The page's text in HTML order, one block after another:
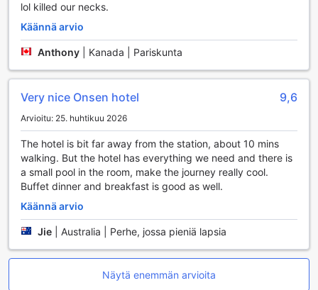
välipaloja ja juomia, sekä kätevä lähikauppa, josta löydät
kaiken tarvittavan. Tupakointiin on varattu erillinen alue,
mikä takaa mukavan ympäristön kaikille vieraille.
Päivittäinen siivouspalvelu varmistaa, että huoneesi on aina
siisti ja viihtyisä, joten voit keskittyä nauttimaan lomastasi
Hakone Tenseien Hotellissa.
Hakone Tenseien Hotel tarjoaa erinomaiset
liikennöintimahdollisuudet, jotka tekevät vierailustasi
entistäkin sujuvampaa ja nautinnollisempaa. Hotellin
alueella on tilava pysäköintialue, johon vierailla on
kuitenkin, että pysäköintimaksuja saatetaan soveltaa, joten
kannattaa varautua siihen etukäteen.
Pysäköintimahdollisuus on erityisen kätevä niille, jotka
haluavat tutustua Hakonen alueeseen omalla autolla tai
Lisäksi Hakone Tenseien Hotel tarjoaa kätevän
lol killed our necks.
Käännä arvio
Anthony Kanada | Pariskunta
Very nice Onsen hotel 9,6
Arvioitu: 25. huhtikuu 2026
The hotel is bit far away from the station, about 10 mins
walking. But the hotel has everything we need and there is
a small pool in the room, make the journey really cool.
Buffet dinner and breakfast is good as well.
Käännä arvio
Jie Australia | Perhe, jossa pieniä lapsia
Näytä enemmän arvioita